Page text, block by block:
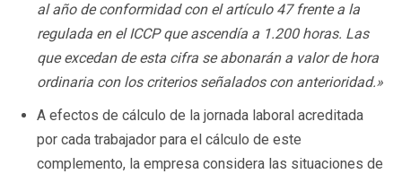
al año de conformidad con el artículo 47 frente a la
regulada en el ICCP que ascendía a 1.200 horas. Las
que excedan de esta cifra se abonarán a valor de hora
ordinaria con los criterios señalados con anterioridad.»
A efectos de cálculo de la jornada laboral acreditada
por cada trabajador para el cálculo de este
complemento, la empresa considera las situaciones de